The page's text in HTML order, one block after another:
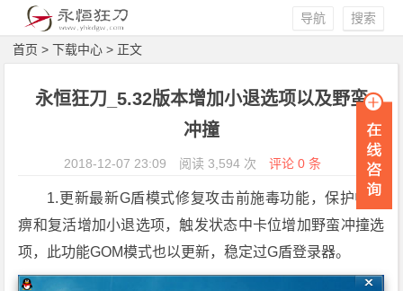
搜索
导航
首页 >下载中心 > 正文
永恒狂刀_5.32版本增加小退选项以及野蛮
冲撞
2018-12-07 23:09 阅读 3,594 次 评论 0 条
1.更新最新G盾模式修复攻击前施毒功能，保护中麻
痹和复活增加小退选项，触发状态中卡位增加野蛮冲撞选
项，此功能GOM模式也以更新，稳定过G盾登录器。